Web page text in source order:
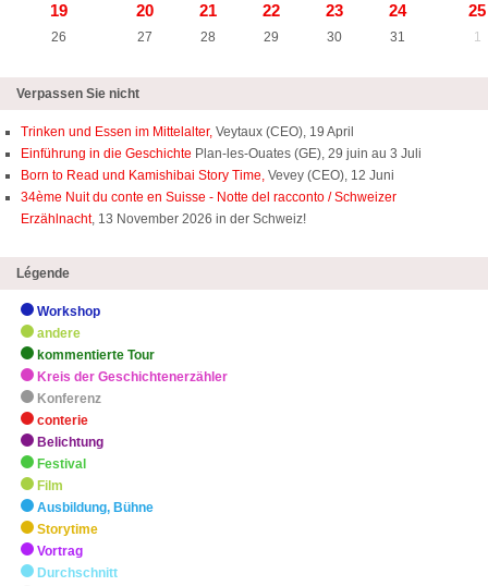
19
20 21 22 23 24 25
26 27 28 29 30 31 1
Verpassen Sie nicht
Trinken und Essen im Mittelalter, Veytaux (CEO), 19 April
Einführung in die Geschichte Plan-les-Ouates (GE), 29 juin au 3 Juli
Born to Read und Kamishibai Story Time, Vevey (CEO), 12 Juni
34ème Nuit du conte en Suisse - Notte del racconto / Schweizer
Erzählnacht, 13 November 2026 in der Schweiz!
Légende
Workshop
andere
kommentierte Tour
Kreis der Geschichtenerzähler
Konferenz
conterie
Belichtung
Festival
Film
Ausbildung, Bühne
Storytime
Vortrag
Durchschnitt